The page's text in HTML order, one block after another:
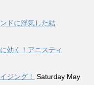
ドに浮気した結
効く！アニスティ
ジング！
Saturday May